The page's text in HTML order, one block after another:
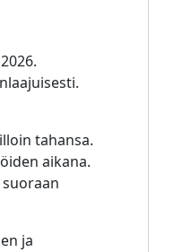
tahansa.
aikana.
ja